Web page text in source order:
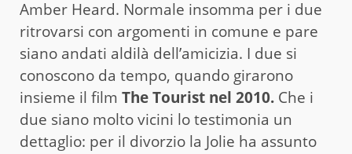
Amber Heard. Normale insomma per i due
ritrovarsi con argomenti in comune e pare
siano andati aldilà dell’amicizia. I due si
conoscono da tempo, quando girarono
insieme il film The Tourist nel 2010. Che i
due siano molto vicini lo testimonia un
dettaglio: per il divorzio la Jolie ha assunto